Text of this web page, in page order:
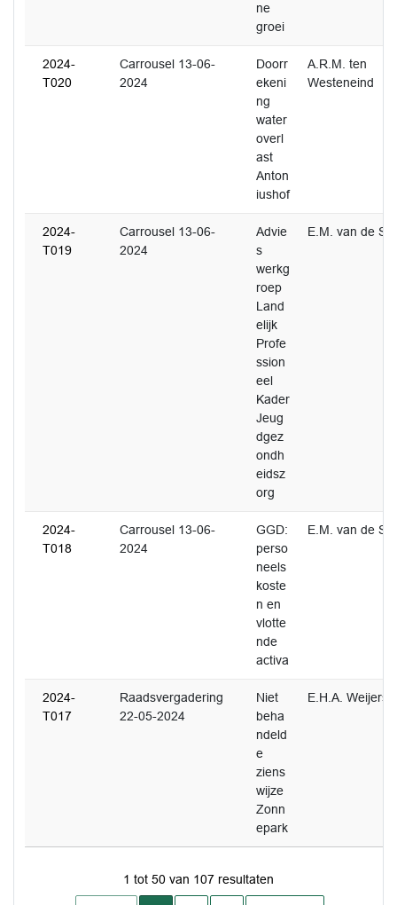
ne
groei
2024-
T020
Carrousel 13-06-
2024
Doorr
ekeni
ng
water
overl
ast
Anton
iushof
A.R.M. ten
Westeneind
2024-
T019
Carrousel 13-06-
2024
Advie
s
werkg
roep
Land
elijk
Profe
ssion
eel
Kader
Jeug
dgez
ondh
eidsz
org
E.M. van de
2024-
T018
Carrousel 13-06-
2024
GGD:
perso
neels
koste
n en
vlotte
nde
activa
E.M. van de
2024-
T017
Raadsvergadering
22-05-2024
Niet
beha
ndeld
e
ziens
wijze
Zonn
epark
E.H.A. Weijers
1 tot 50 van 107 resultaten